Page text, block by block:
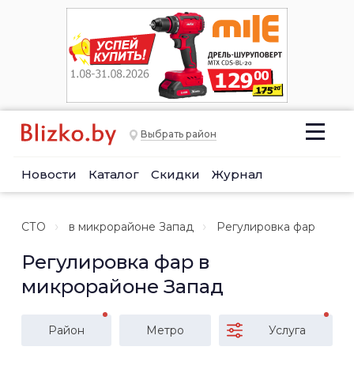
Выбрать район
Новости Каталог Скидки Журнал
СТО в микрорайоне Запад Регулировка фар
Регулировка фар в
микрорайоне Запад
Район Метро Услуга